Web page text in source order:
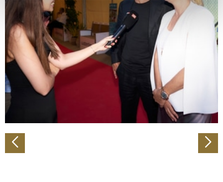
bestimmten Merkmalen (Fingerprinting) identifizieren
Erfahren Sie mehr darüber, wie Ihre persönlichen Daten
verarbeitet werden, und legen Sie Ihre Präferenzen im
Abschnitt Einzelheitenfest.
Wir verwenden Cookies, um Inhalte und Anzeigen zu
personalisieren, Funktionen für soziale Medien anbieten
zu können und die Zugriffe auf unsere Website zu
analysieren. Außerdem geben wir Informationen zu Ihrer
Verwendung unserer Website an unsere Partner für
Partner führen diese Informationen möglicherweise mit
weiteren Daten zusammen, die Sie ihnen bereitgestellt